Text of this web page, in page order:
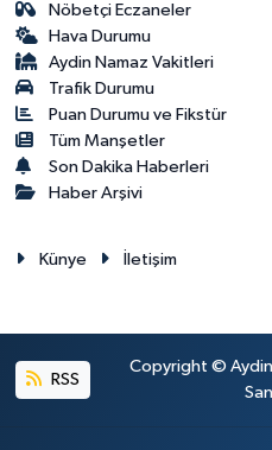
Nöbetçi Eczaneler
Hava Durumu
Aydin Namaz Vakitleri
Trafik Durumu
Puan Durumu ve Fikstür
Tüm Manşetler
Son Dakika Haberleri
Haber Arşivi
Künye İletişim
RSS
Copyright ©